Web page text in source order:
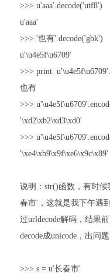
>>> u'aaa'.decode('utf8')
u'aaa'
>>> '也有'.decode('gbk')
u'\u4e5f\u6709'
>>> print
也有
>>>
'\xd2\xb2\xd3\xd0'
>>>
'\xe4\xb9\x9f\xe6\x9c\x89'
说明：str()函数，有时
春市'，这就是我下午遇
过urldecode解码，结果
decode成unicode，出问题
>>> s = u'长春市'